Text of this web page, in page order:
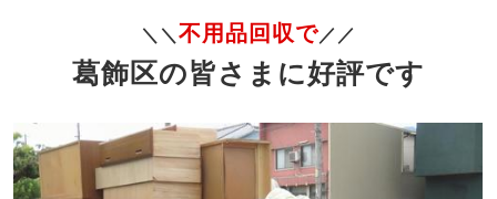
＼＼ 不用品回収で／／
葛飾区の皆さまに好評です